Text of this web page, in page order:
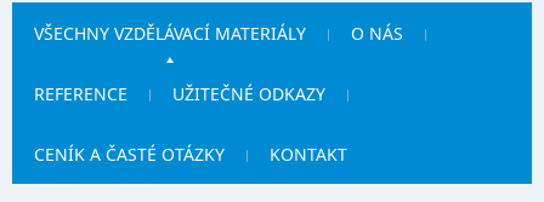
VŠECHNY VZDĚLÁVACÍ MATERIÁLY O NÁS
REFERENCE UŽITEČNÉ ODKAZY
CENÍK A ČASTÉ OTÁZKY KONTAKT